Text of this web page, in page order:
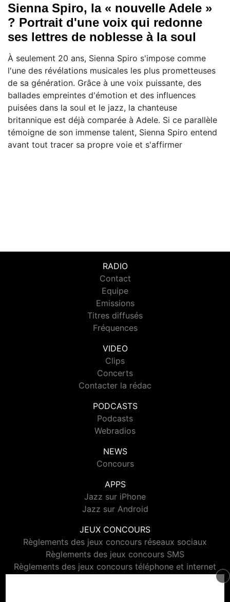
Sienna Spiro, la « nouvelle Adele »
? Portrait d'une voix qui redonne
ses lettres de noblesse à la soul
À seulement 20 ans, Sienna Spiro s'impose comme
l'une des révélations musicales les plus prometteuses
de sa génération. Grâce à une voix puissante, des
ballades empreintes d'émotion et des influences
puisées dans la soul et le jazz, la chanteuse
britannique est déjà comparée à Adele. Si ce parallèle
témoigne de son immense talent, Sienna Spiro entend
avant tout tracer sa propre voie et s'affirmer
RADIO
Contact
Equipe
Emissions
Titres diffusés
Fréquences
VIDEO
Clips
Concerts
Contacter la rédac
PODCASTS
Podcasts
Webradios
NEWS
Concours
APPS
Jazz sur iPhone
Jazz sur Android
JEUX CONCOURS
Règlements des jeux concours réseaux sociaux
Règlements des jeux concours SMS
Règlements des jeux concours téléphone et internet